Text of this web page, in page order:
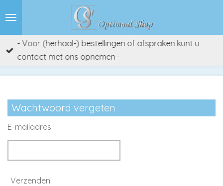
de
- Voor (herhaal-) bestellingen of afspraken kunt u
contact met ons opnemen -
Wachtwoord vergeten
E-mailadres
Verzenden